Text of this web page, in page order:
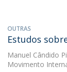
OUTRAS
Estudos
Manuel Cândido
Movimento